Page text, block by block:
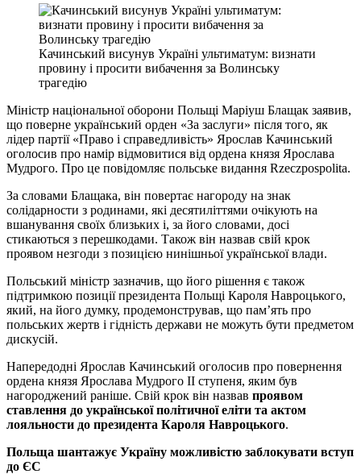
Качинський висунув Україні ультиматум: визнати
провину і просити вибачення за Волинську
трагедію
Міністр національної оборони Польщі Маріуш Блащак заявив,
що поверне український орден «За заслуги» після того, як
лідер партії «Право і справедливість» Ярослав Качинський
оголосив про намір відмовитися від ордена князя Ярослава
Мудрого. Про це повідомляє польське видання Rzeczpospolita.
За словами Блащака, він повертає нагороду на знак
солідарности з родинами, які десятиліттями очікують на
вшанування своїх близьких і, за його словами, досі
стикаються з перешкодами. Також він назвав свій крок
проявом незгоди з позицією нинішньої української влади.
Польський міністр зазначив, що його рішення є також
підтримкою позиції президента Польщі Кароля Навроцького,
який, на його думку, продемонстрував, що пам’ять про
польських жертв і гідність держави не можуть бути предметом
дискусій.
Напередодні Ярослав Качинський оголосив про повернення
ордена князя Ярослава Мудрого ІІ ступеня, яким був
нагороджений раніше. Свій крок він назвав проявом
ставлення до української політичної еліти та актом
лояльности до президента Кароля Навроцького.
Польща шантажує Україну можливістю заблокувати вступ
до ЄС